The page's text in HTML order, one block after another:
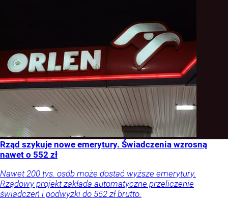
Rząd szykuje nowe emerytury. Świadczenia wzrosną
nawet o 552 zł
Nawet 200 tys. osób może dostać wyższe emerytury.
Rządowy projekt zakłada automatyczne przeliczenie
świadczeń i podwyżki do 552 zł brutto.